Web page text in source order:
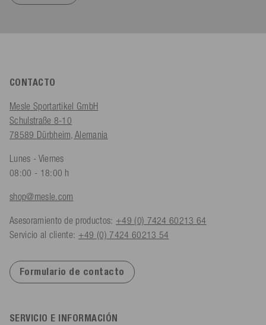
CONTACTO
Mesle Sportartikel GmbH
Schulstraße 8-10
78589 Dürbheim, Alemania
Lunes - Viernes
08:00 - 18:00 h
shop@mesle.com
Asesoramiento de productos: +49 (0) 7424 60213 64
Servicio al cliente: +49 (0) 7424 60213 54
Formulario de contacto
SERVICIO E INFORMACIÓN